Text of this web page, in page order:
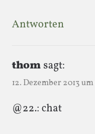
Antworten
thomsagt:
12. Dezember 2013
@22.: chat